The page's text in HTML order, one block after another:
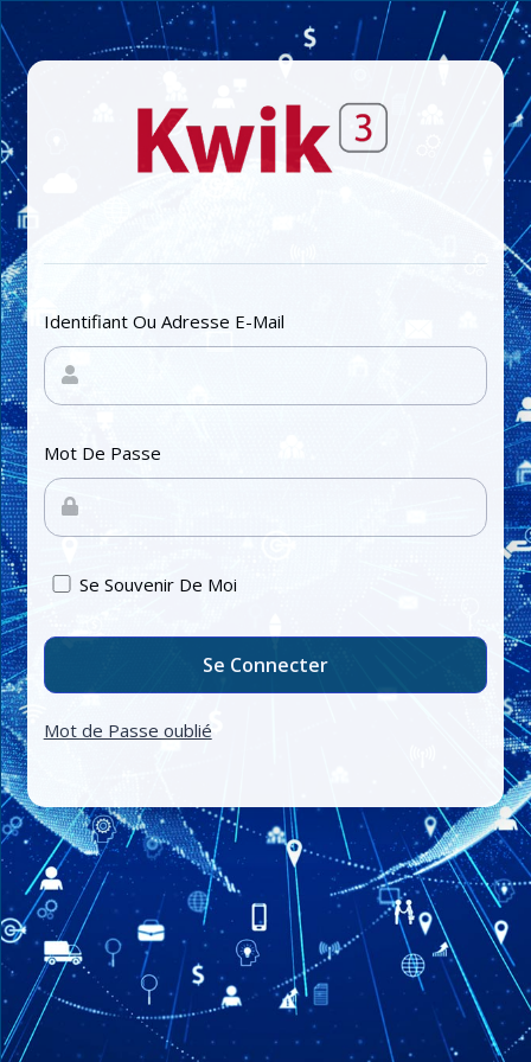
Identifiant Ou Adresse E-Mail
Mot De Passe
Se Souvenir De Moi
Mot de Passe oublié